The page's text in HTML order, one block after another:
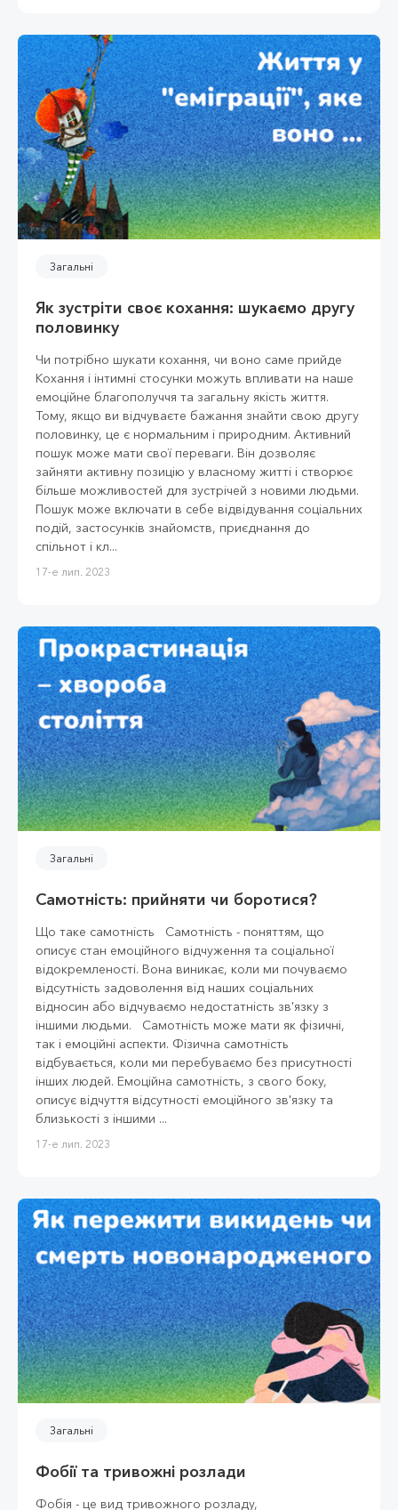
Загальні
Як зустріти своє кохання: шукаємо другу
половинку
Чи потрібно шукати кохання, чи воно саме прийде
Кохання і інтимні стосунки можуть впливати на наше
емоційне благополуччя та загальну якість життя.
Тому, якщо ви відчуваєте бажання знайти свою другу
половинку, це є нормальним і природним. Активний
пошук може мати свої переваги. Він дозволяє
зайняти активну позицію у власному житті і створює
більше можливостей для зустрічей з новими людьми.
Пошук може включати в себе відвідування соціальних
подій, застосунків знайомств, приєднання до
спільнот і кл...
17-е лип. 2023
Загальні
Самотність: прийняти чи боротися?
Що таке самотність Самотність - поняттям, що
описує стан емоційного відчуження та соціальної
відокремленості. Вона виникає, коли ми почуваємо
відсутність задоволення від наших соціальних
відносин або відчуваємо недостатність зв'язку з
іншими людьми. Самотність може мати як фізичні,
так і емоційні аспекти. Фізична самотність
відбувається, коли ми перебуваємо без присутності
інших людей. Емоційна самотність, з свого боку,
описує відчуття відсутності емоційного зв'язку та
близькості з іншими ...
17-е лип. 2023
Загальні
Фобії та тривожні розлади
Фобія - це вид тривожного розладу,